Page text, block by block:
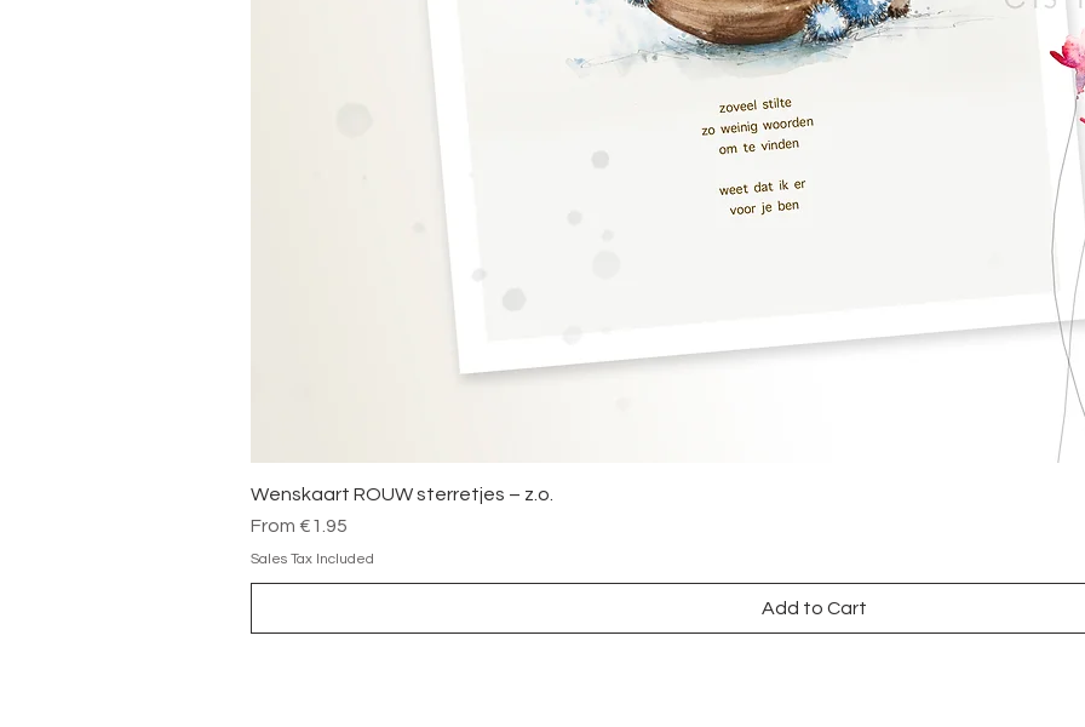
Wenskaart ROUW sterretjes – z.o.
From €1.95
Sale Price
Sales Tax Included
Add to Cart